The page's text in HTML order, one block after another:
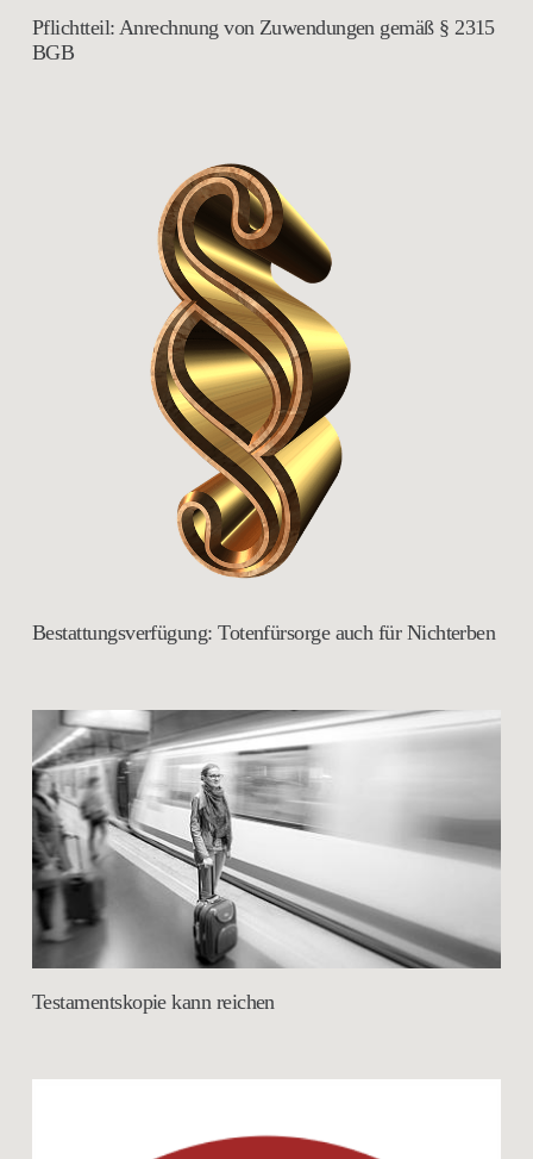
Pflichtteil: Anrechnung von Zuwendungen gemäß § 2315
BGB
Bestattungsverfügung: Totenfürsorge auch für Nichterben
Testamentskopie kann reichen